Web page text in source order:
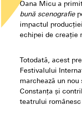
Oana Micu a
bună scenografie
impactul
echipei de creație
Totodată, acest
Festivalului
marchează un
Constanța și
teatrului